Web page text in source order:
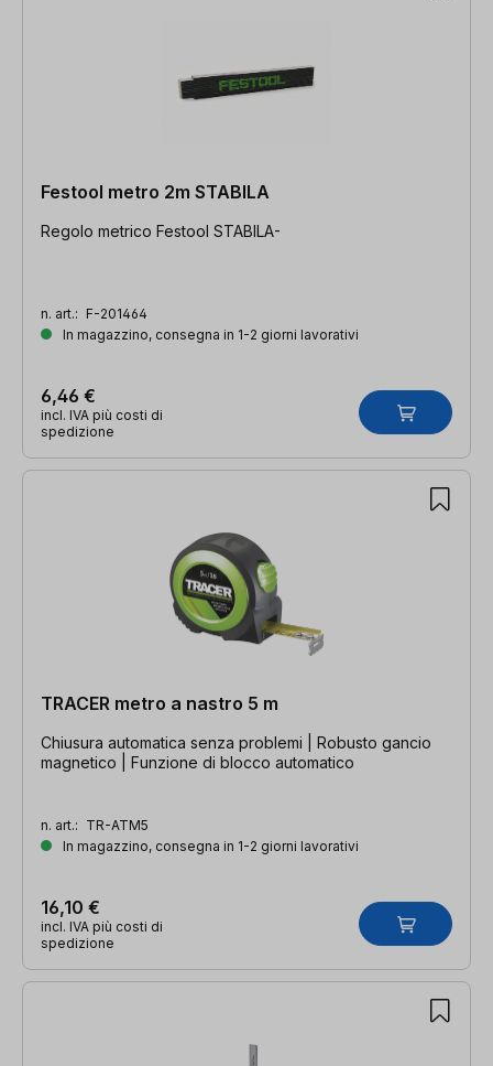
Festool metro 2m STABILA
Regolo metrico Festool STABILA-
n. art.: F-201464
In magazzino, consegna in 1-2 giorni lavorativi
6,46 €
incl. IVA più costi di
spedizione
TRACER metro a nastro 5 m
Chiusura automatica senza problemi | Robusto gancio
magnetico | Funzione di blocco automatico
n. art.: TR-ATM5
In magazzino, consegna in 1-2 giorni lavorativi
16,10 €
incl. IVA più costi di
spedizione